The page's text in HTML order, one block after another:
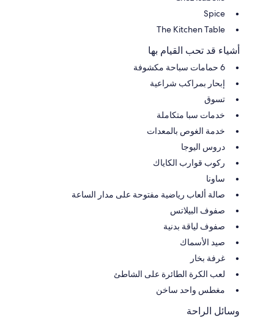
Spice
The Kitchen Table
أشياء قد تحب القيام بها
6 حمامات سباحة مكشوفة
إبحار بمراكب شراعية
تسوق
خدمات سبا متكاملة
خدمة الغوص بالمعدات
دروس اليوجا
ركوب قوارب الكاياك
ساونا
صالة ألعاب رياضية مفتوحة على مدار الساعة
صفوف البيلاتس
صفوف لياقة بدنية
صيد الأسماك
غرفة بخار
لعب الكرة الطائرة على الشاطئ
مغطس واحد ساخن
وسائل الراحة